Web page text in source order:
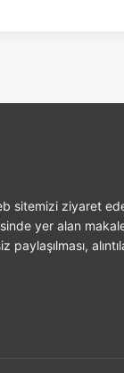
sitemizi ziyaret
yer alan
paylaşılması,